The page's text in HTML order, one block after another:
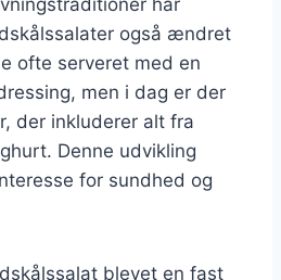
også ændret
ofte serveret med en
men i dag er der
der inkluderer alt fra
Denne udvikling
for sundhed og
blevet en fast